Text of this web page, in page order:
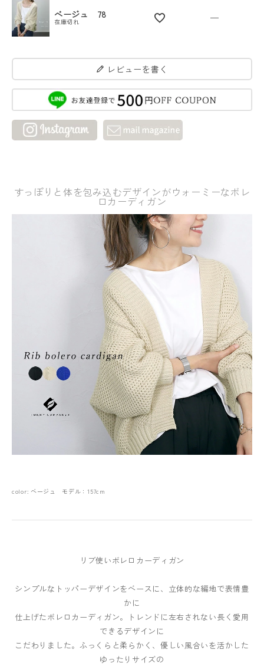
ベージュ 78
在庫切れ —
レビューを書く
すっぽりと体を包み込むデザインがウォーミーなボレ
ロカーディガン
color: ベージュ モデル：157cm
リブ使いボレロカーディガン
シンプルなトッパーデザインをベースに、立体的な編地で表情豊
かに
仕上げたボレロカーディガン。トレンドに左右されない長く愛用
できるデザインに
こだわりました。ふっくらと柔らかく、優しい風合いを活かした
ゆったりサイズの